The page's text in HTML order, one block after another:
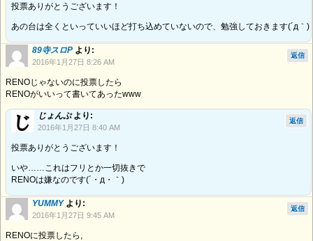
投票ありがとうございます！
あの台は全くといっていいほど打ち込めていないので、勉強しておきます(´д｀)
89寺スロP より:
2016年1月27日 8:26 AM
RENOじゃないのに投票したら
RENOがいいって書いてあったwww
返信
じょんぷ より:
2016年1月27日 8:40 AM
投票ありがとうございます！
いや……これはフリとか一切抜きで
RENOは嫌なのです(´・д・｀)
返信
YUMMY より:
2016年1月27日 9:45 AM
RENOに投票したら,
返信